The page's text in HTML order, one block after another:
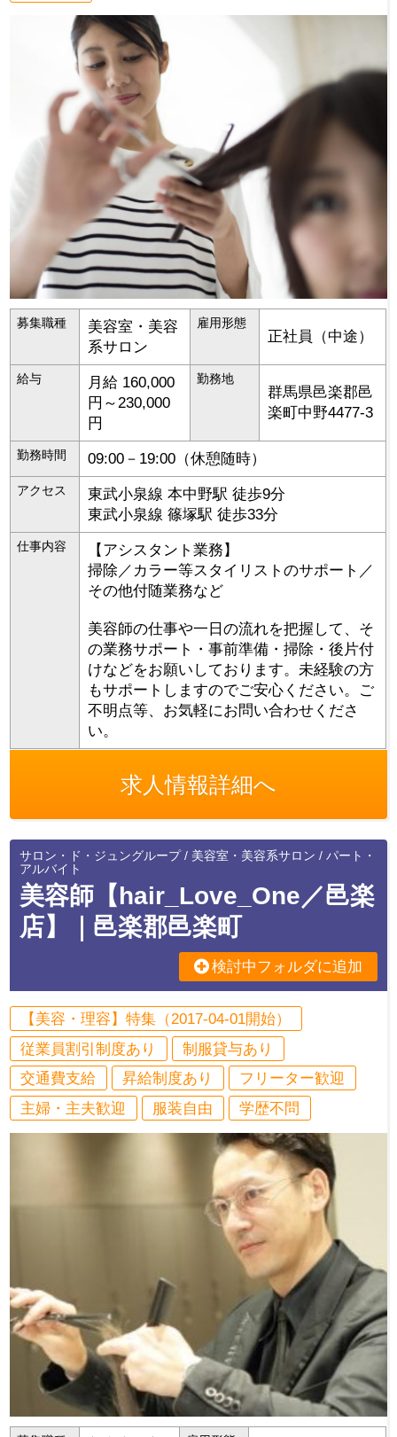
募集職種
美容室・美容
系サロン
雇用形態
正社員（中途）
給与
月給 160,000
円～230,000
円
勤務地
群馬県邑楽郡邑
楽町中野4477-3
勤務時間 09:00－19:00（休憩随時）
アクセス
東武小泉線 本中野駅 徒歩9分
東武小泉線 篠塚駅 徒歩33分
仕事内容
【アシスタント業務】
掃除／カラー等スタイリストのサポート／
その他付随業務など
美容師の仕事や一日の流れを把握して、そ
の業務サポート・事前準備・掃除・後片付
けなどをお願いしております。未経験の方
もサポートしますのでご安心ください。ご
不明点等、お気軽にお問い合わせくださ
い。
求人情報詳細へ
サロン・ド・ジュングループ / 美容室・美容系サロン / パート・
アルバイト
美容師【hair_Love_One／邑楽
店】｜邑楽郡邑楽町
検討中フォルダに追加
【美容・理容】特集（2017-04-01開始）
従業員割引制度あり
制服貸与あり
交通費支給
昇給制度あり
フリーター歓迎
主婦・主夫歓迎
服装自由 学歴不問